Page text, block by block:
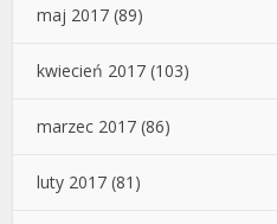
maj 2017 (89)
kwiecień 2017 (103)
marzec 2017 (86)
luty 2017 (81)